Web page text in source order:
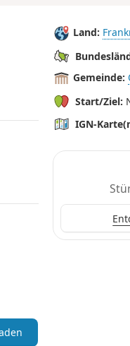
Land:
Gemeinde:
Start/Ziel:
IGN-